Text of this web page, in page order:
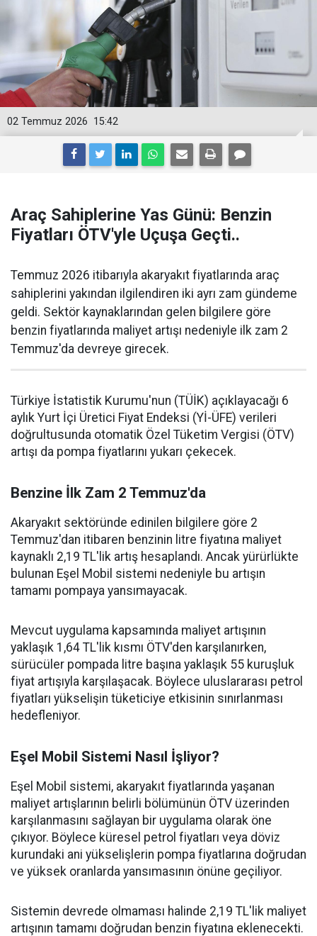
15:42
02 Temmuz 2026
Araç Sahiplerine Yas Günü: Benzin
Fiyatları ÖTV'yle Uçuşa Geçti..
Temmuz 2026 itibarıyla akaryakıt fiyatlarında araç
sahiplerini yakından ilgilendiren iki ayrı zam gündeme
geldi. Sektör kaynaklarından gelen bilgilere göre
benzin fiyatlarında maliyet artışı nedeniyle ilk zam 2
Temmuz'da devreye girecek.
Türkiye İstatistik Kurumu'nun (TÜİK) açıklayacağı 6
aylık Yurt İçi Üretici Fiyat Endeksi (Yİ-ÜFE) verileri
doğrultusunda otomatik Özel Tüketim Vergisi (ÖTV)
artışı da pompa fiyatlarını yukarı çekecek.
Benzine İlk Zam 2 Temmuz'da
Akaryakıt sektöründe edinilen bilgilere göre 2
Temmuz'dan itibaren benzinin litre fiyatına maliyet
kaynaklı 2,19 TL'lik artış hesaplandı. Ancak yürürlükte
bulunan Eşel Mobil sistemi nedeniyle bu artışın
tamamı pompaya yansımayacak.
Mevcut uygulama kapsamında maliyet artışının
yaklaşık 1,64 TL'lik kısmı ÖTV'den karşılanırken,
sürücüler pompada litre başına yaklaşık 55 kuruşluk
fiyat artışıyla karşılaşacak. Böylece uluslararası petrol
fiyatları yükselişin tüketiciye etkisinin sınırlanması
hedefleniyor.
Eşel Mobil Sistemi Nasıl İşliyor?
Eşel Mobil sistemi, akaryakıt fiyatlarında yaşanan
maliyet artışlarının belirli bölümünün ÖTV üzerinden
karşılanmasını sağlayan bir uygulama olarak öne
çıkıyor. Böylece küresel petrol fiyatları veya döviz
kurundaki ani yükselişlerin pompa fiyatlarına doğrudan
ve yüksek oranlarda yansımasının önüne geçiliyor.
Sistemin devrede olmaması halinde 2,19 TL'lik maliyet
artışının tamamı doğrudan benzin fiyatına eklenecekti.